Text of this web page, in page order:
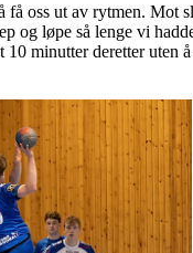
oss ut av rytmen. Mot
og løpe så lenge vi
minutter deretter uten